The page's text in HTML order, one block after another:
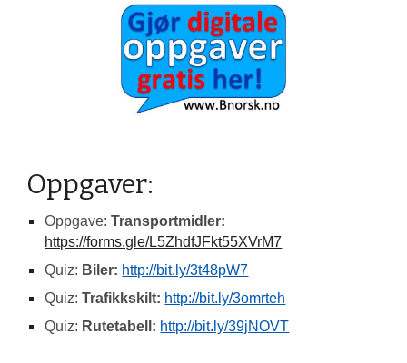
Oppgaver:
Oppgave: Transportmidler:
https://forms.gle/L5ZhdfJFkt55XVrM7
Quiz: Biler: http://bit.ly/3t48pW7
Quiz: Trafikkskilt: http://bit.ly/3omrteh
Quiz: Rutetabell: http://bit.ly/39jNOVT